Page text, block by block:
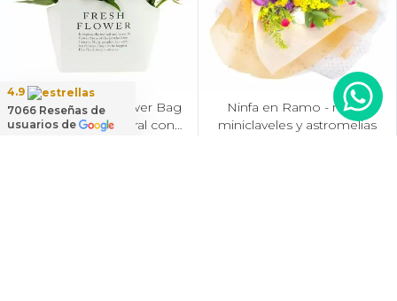
No me olvides Flower Bag
Rojo - Arreglo Floral con
Ninfa en Ramo - rosas,
miniclaveles y astromelias
4.9
7066 Reseñas de
usuarios de